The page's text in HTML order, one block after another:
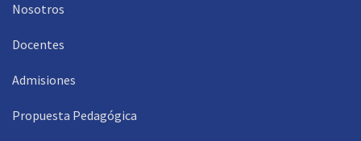
Nosotros
Docentes
Admisiones
Propuesta Pedagógica